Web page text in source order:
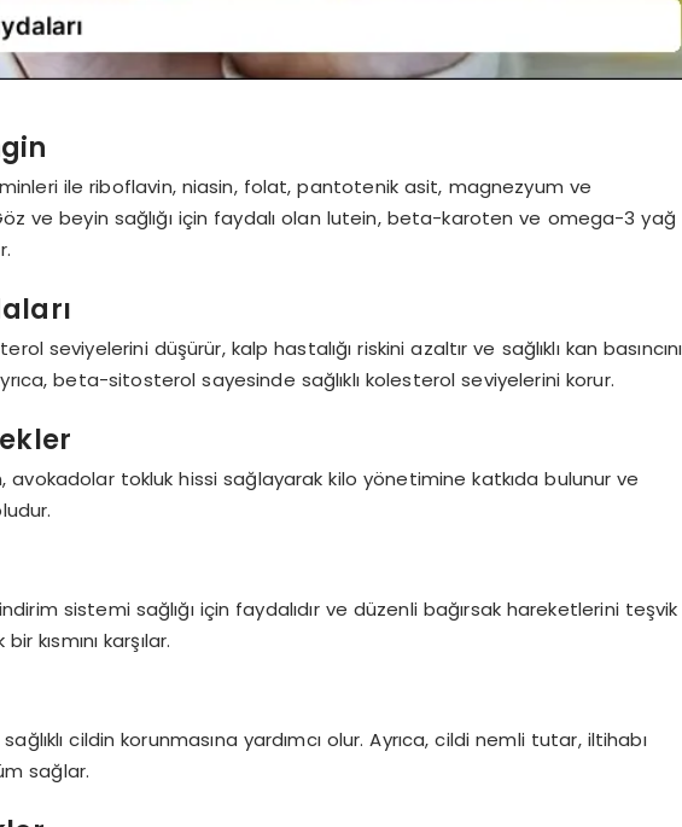
ile riboflavin, niasin, folat, pantotenik asit, magnezyum ve
ve beyin sağlığı için faydalı olan lutein, beta-karoten ve omega-3 yağ
seviyelerini düşürür, kalp hastalığı riskini azaltır ve sağlıklı kan basıncını
beta-sitosterol sayesinde sağlıklı kolesterol seviyelerini korur.
avokadolar tokluk hissi sağlayarak kilo yönetimine katkıda bulunur ve
sistemi sağlığı için faydalıdır ve düzenli bağırsak hareketlerini teşvik
kısmını karşılar.
cildin korunmasına yardımcı olur. Ayrıca, cildi nemli tutar, iltihabı
sağlar.